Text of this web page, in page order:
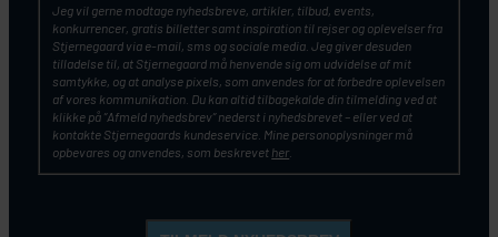
Jeg vil gerne modtage nyhedsbreve, artikler, tilbud, events,
konkurrencer, gratis billetter samt inspiration til rejser og oplevelser fra
Stjernegaard via e-mail, sms og sociale media. Jeg giver desuden
tilladelse til, at Stjernegaard må henvende sig om udvidelse af mit
samtykke, og at analyse pixels, som anvendes for at forbedre oplevelsen
af vores kommunikation. Du kan altid tilbagekalde din tilmelding ved at
klikke på ”Afmeld nyhedsbrev” nederst i nyhedsbrevet – eller ved at
kontakte Stjernegaards kundeservice. Mine personoplysninger må
opbevares og anvendes, som beskrevet her